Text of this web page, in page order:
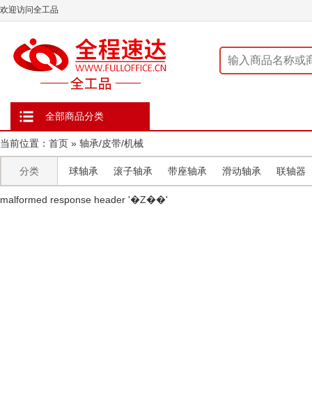
欢迎访问全工品
全部商品分类
当前位置： 首页 » 轴承/皮带/机械
分类 球轴承 滚子轴承 带座轴承 滑动轴承 联轴器
malformed response header ' �Z��'